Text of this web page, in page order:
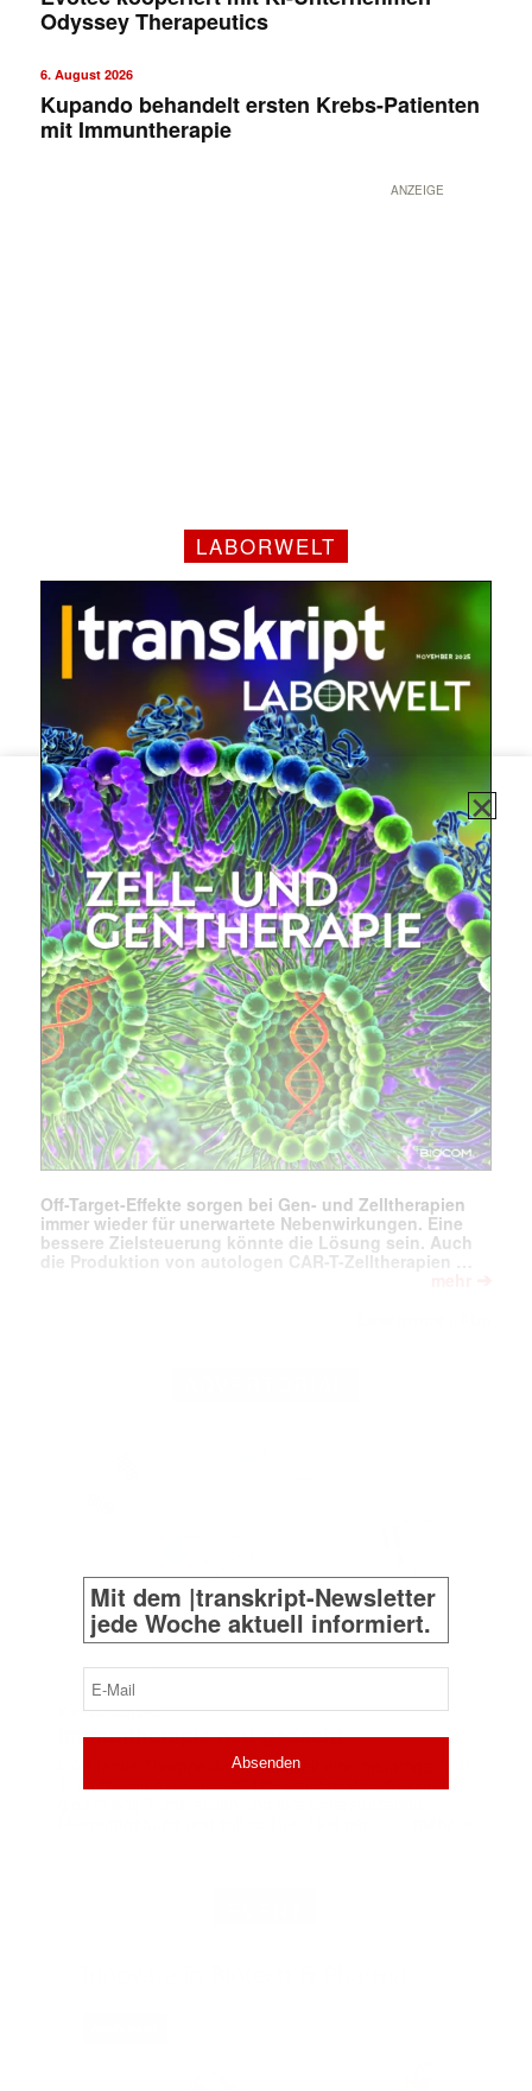
Mit dem |transkript-Newsletter
jede Woche aktuell informiert.
✕
E-
Mail
(erforderlich)
Odyssey Therapeutics
6. August 2026
Kupando behandelt ersten Krebs-Patienten
mit Immuntherapie
ANZEIGE
LABORWELT
Off-Target-Effekte sorgen bei Gen- und Zelltherapien
immer wieder für unerwartete Nebenwirkungen. Eine
bessere Zielsteuerung könnte die Lösung sein. Auch
die Produktion von autologen CAR-T-Zelltherapien …
Krebsforschung
Immuntherapie neu gedacht
CARTemis Therapeutics entwickelt eine neuartige CAR
T-Zelltherapie gegen CXCR5. Der Ansatz adressiert